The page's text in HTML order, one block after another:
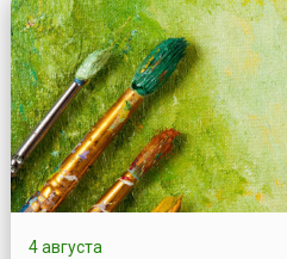
4 августа